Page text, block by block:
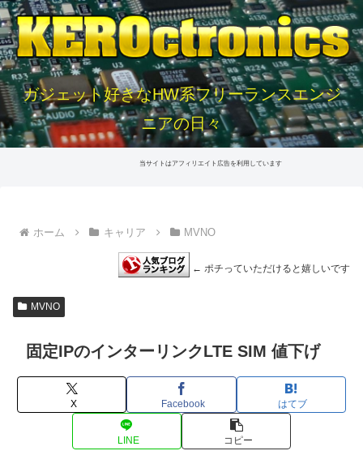
ガジェット好きなHW系フリーランスエンジ
ニアの日々
当サイトはアフィリエイト広告を利用しています
ホーム キャリア MVNO
← ポチっていただけると嬉しいです
MVNO
固定IPのインターリンクLTE SIM 値下げ
X Facebook はてブ
LINE コピー